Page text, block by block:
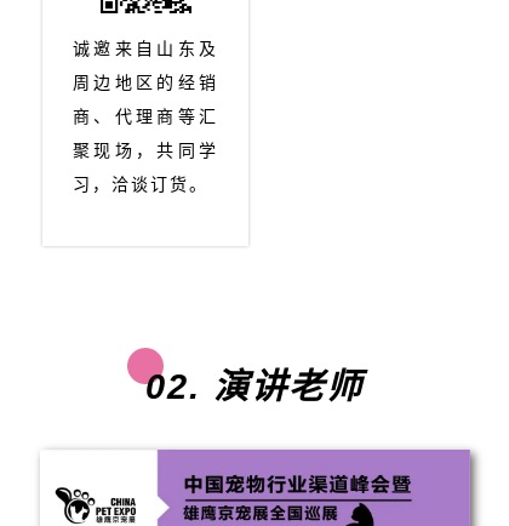
诚邀来自山东及
周边地区的经销
商、代理商等汇
聚现场，共同学
习，洽谈订货。
02. 演讲老师